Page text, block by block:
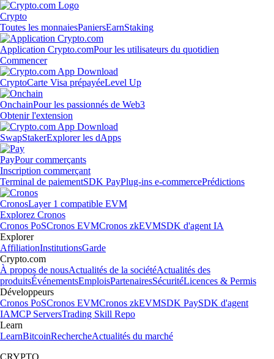
Crypto
Toutes les monnaiesPaniersEarnStaking
Application Crypto.comPour les utilisateurs du quotidien
Commencer
CryptoCarte Visa prépayéeLevel Up
OnchainPour les passionnés de Web3
Obtenir l'extension
SwapStakerExplorer les dApps
PayPour commerçants
Inscription commerçant
Terminal de paiementSDK PayPlug-ins e-commercePrédictions
CronosLayer 1 compatible EVM
Explorez Cronos
Cronos PoSCronos EVMCronos zkEVMSDK d'agent IA
Explorer
AffiliationInstitutionsGarde
Crypto.com
À propos de nousActualités de la sociétéActualités des
produitsÉvénementsEmploisPartenairesSécuritéLicences & Permis
Développeurs
Cronos PoSCronos EVMCronos zkEVMSDK PaySDK d'agent
IAMCP ServersTrading Skill Repo
Learn
LearnBitcoinRechercheActualités du marché
CRYPTO